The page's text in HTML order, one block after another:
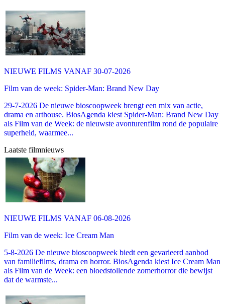
NIEUWE FILMS VANAF 30-07-2026
Film van de week: Spider-Man: Brand New Day
29-7-2026 De nieuwe bioscoopweek brengt een mix van actie,
drama en arthouse. BiosAgenda kiest Spider-Man: Brand New Day
als Film van de Week: de nieuwste avonturenfilm rond de populaire
superheld, waarmee...
Laatste filmnieuws
NIEUWE FILMS VANAF 06-08-2026
Film van de week: Ice Cream Man
5-8-2026 De nieuwe bioscoopweek biedt een gevarieerd aanbod
van familiefilms, drama en horror. BiosAgenda kiest Ice Cream Man
als Film van de Week: een bloedstollende zomerhorror die bewijst
dat de warmste...